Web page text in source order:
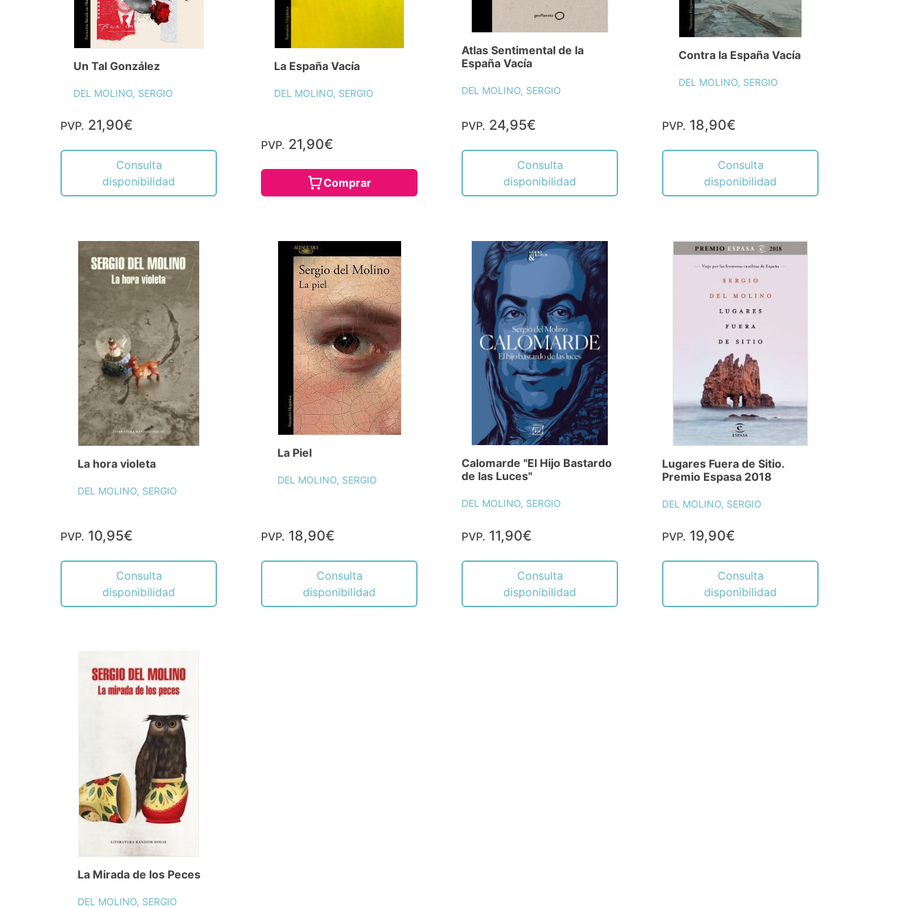
Un Tal González
DEL MOLINO, SERGIO
PVP. 21,90€
Consulta
disponibilidad
La España Vacía
DEL MOLINO, SERGIO
PVP. 21,90€
Comprar
Atlas Sentimental de la
España Vacía
DEL MOLINO, SERGIO
PVP. 24,95€
Consulta
disponibilidad
Contra la España Vacía
DEL MOLINO, SERGIO
PVP. 18,90€
Consulta
disponibilidad
La hora violeta
DEL MOLINO, SERGIO
PVP. 10,95€
Consulta
disponibilidad
La Piel
DEL MOLINO, SERGIO
PVP. 18,90€
Consulta
disponibilidad
Calomarde "El Hijo Bastardo
de las Luces"
DEL MOLINO, SERGIO
PVP. 11,90€
Consulta
disponibilidad
Lugares Fuera de Sitio.
Premio Espasa 2018
DEL MOLINO, SERGIO
PVP. 19,90€
Consulta
disponibilidad
La Mirada de los Peces
DEL MOLINO, SERGIO